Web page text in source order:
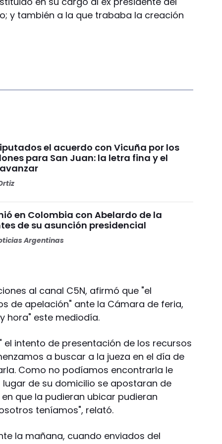
y también a la que trababa la creación
el acuerdo con Vicuña por los
para San Juan: la letra fina y el
en Colombia con Abelardo de la
de su asunción presidencial
Argentinas
al canal C5N, afirmó que "el
de apelación" ante la Cámara de feria,
hora" este mediodía.
el intento de presentación de los recursos
a buscar a la jueza en el día de
Como no podíamos encontrarla le
de su domicilio se apostaran de
que la pudieran ubicar pudieran
teníamos", relató.
la mañana, cuando enviados del